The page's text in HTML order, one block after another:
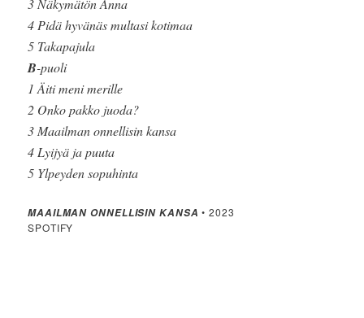
4 Pidä hyvänäs multasi kotimaa
5 Takapajula
B-puoli
1 Äiti meni merille
2 Onko pakko juoda?
3 Maailman onnellisin kansa
4 Lyijyä ja puuta
5 Ylpeyden sopuhinta
MAAILMAN ONNELLISIN KANSA • 2023
SPOTIFY